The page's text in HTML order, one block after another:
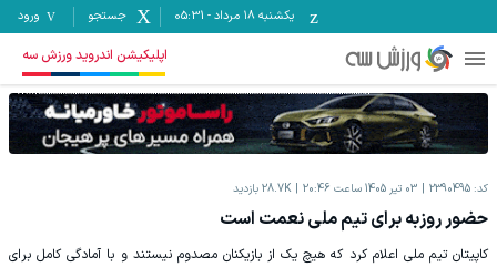
یکشنبه ۱۸ مرداد -
05:31 جستجو ورود
اپلیکیشن اندروید ورزش سه
کد: 2390495 03 تیر 1405 ساعت 20:46 28.7K بازدید
حضور روزبه برای تیم ملی نعمت است
کاپیتان تیم ملی اعلام کرد که هیچ یک از بازیکنان مصدوم نیستند و با آمادگی کامل برای